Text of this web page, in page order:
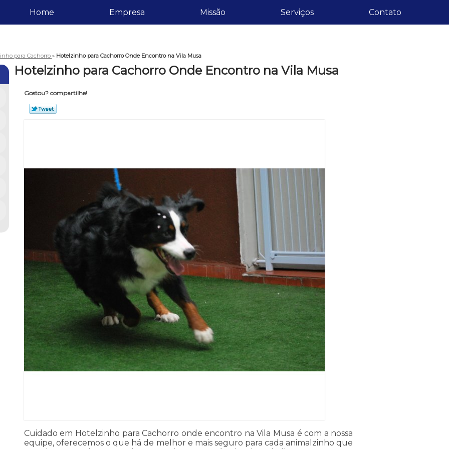
Home Empresa Missão Serviços Contato
para Cachorro » Hotelzinho para Cachorro Onde Encontro na Vila Musa
Hotelzinho para Cachorro Onde Encontro na Vila Musa
Gostou? compartilhe!
Cuidado em Hotelzinho para Cachorro onde encontro na Vila Musa é com a nossa
equipe, oferecemos o que há de melhor e mais seguro para cada animalzinho que